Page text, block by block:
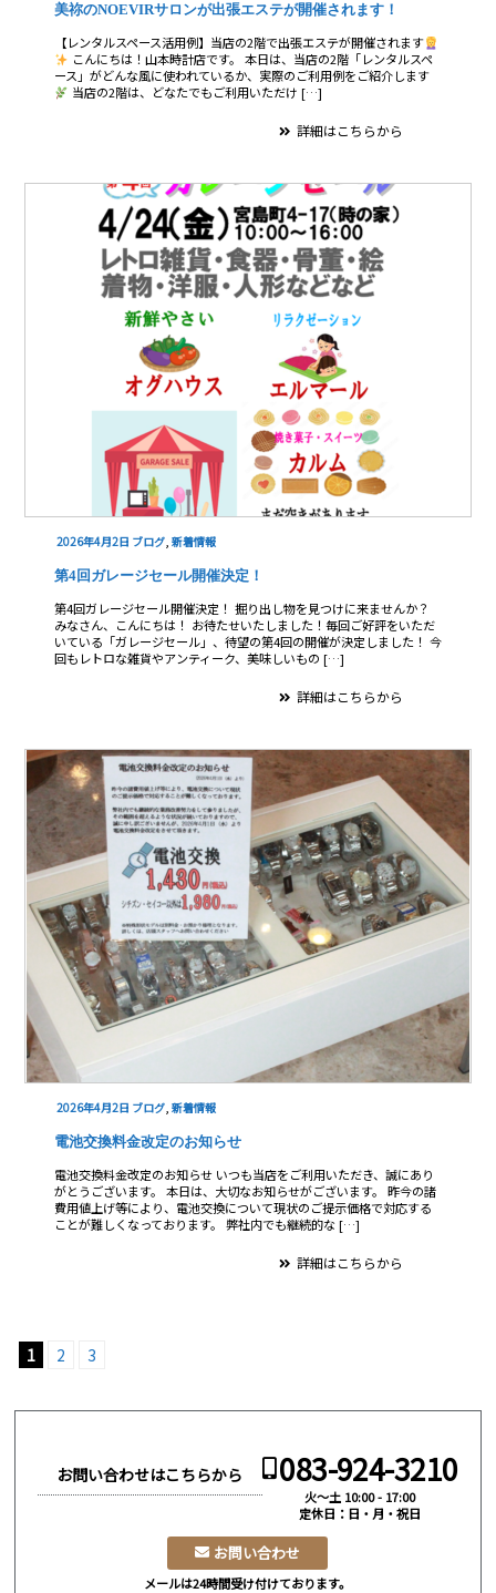
美祢のNOEVIRサロンが出張エステが開催されます！
【レンタルスペース活用例】当店の2階で出張エステが開催されます
こんにちは！山本時計店です。 本日は、当店の2階「レンタルスペ
ース」がどんな風に使われているか、実際のご利用例をご紹介します
当店の2階は、どなたでもご利用いただけ […]
詳細はこちらから
2026年4月2日 ブログ, 新着情報
第4回ガレージセール開催決定！
第4回ガレージセール開催決定！ 掘り出し物を見つけに来ませんか？
みなさん、こんにちは！ お待たせいたしました！毎回ご好評をいただ
いている「ガレージセール」、待望の第4回の開催が決定しました！ 今
回もレトロな雑貨やアンティーク、美味しいもの […]
詳細はこちらから
2026年4月2日 ブログ, 新着情報
電池交換料金改定のお知らせ
電池交換料金改定のお知らせ いつも当店をご利用いただき、誠にあり
がとうございます。 本日は、大切なお知らせがございます。 昨今の諸
費用値上げ等により、電池交換について現状のご提示価格で対応する
ことが難しくなっております。 弊社内でも継続的な […]
詳細はこちらから
1 2 3
お問い合わせはこちらから 083-924-3210
火～土 10:00 - 17:00
定休日：日・月・祝日
お問い合わせ
メールは24時間受け付けております。